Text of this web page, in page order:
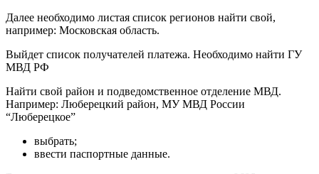
Далее необходимо листая список регионов найти свой,
например: Московская область.
Выйдет список получателей платежа. Необходимо найти ГУ
МВД РФ
Найти свой район и подведомственное отделение МВД.
Например: Люберецкий район, МУ МВД России
“Люберецкое”
выбрать;
ввести паспортные данные.